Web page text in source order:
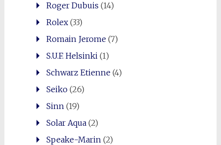
Roger Dubuis (14)
Rolex(33)
Romain Jerome(7)
S.U.F. Helsinki(1)
Schwarz Etienne(4)
Seiko(26)
Sinn(19)
Solar Aqua(2)
Speake-Marin(2)